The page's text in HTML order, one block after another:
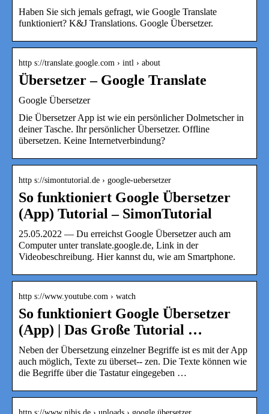
Haben Sie sich jemals gefragt, wie Google Translate
funktioniert? K&J Translations. Google Übersetzer.
http s://translate.google.com › intl › about
Übersetzer – Google Translate
Google Übersetzer
Die Übersetzer App ist wie ein persönlicher Dolmetscher in
deiner Tasche. Ihr persönlicher Übersetzer. Offline
übersetzen. Keine Internetverbindung?
http s://simontutorial.de › google-uebersetzer
So funktioniert Google Übersetzer
(App) Tutorial – SimonTutorial
25.05.2022 — Du erreichst Google Übersetzer auch am
Computer unter translate.google.de, Link in der
Videobeschreibung. Hier kannst du, wie am Smartphone.
http s://www.youtube.com › watch
So funktioniert Google Übersetzer
(App) | Das Große Tutorial …
Neben der Übersetzung einzelner Begriffe ist es mit der App
auch möglich, Texte zu überset-‐ zen. Die Texte können wie
die Begriffe über die Tastatur eingegeben …